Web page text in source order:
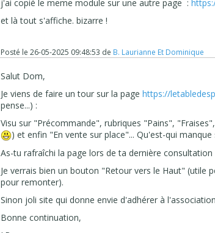
j'ai copié le meme module sur une autre page :
et là tout s'affiche. bizarre !
Posté le26-05-2025 09:48:53 de B. Laurianne Et Dominique
Salut Dom,
Je viens de faire un tour sur la pagehttps://
pense...) :
Visu sur "Précommande", rubriques "Pains",
) et enfin "En vente sur place"... Qu'est-qui manque
As-tu rafraîchi la page lors de ta dernière consultation
Je verrais bien un bouton "Retour vers le Haut" (utile
pour remonter).
Sinon joli site qui donne envie d'adhérer à
Bonne continuation,